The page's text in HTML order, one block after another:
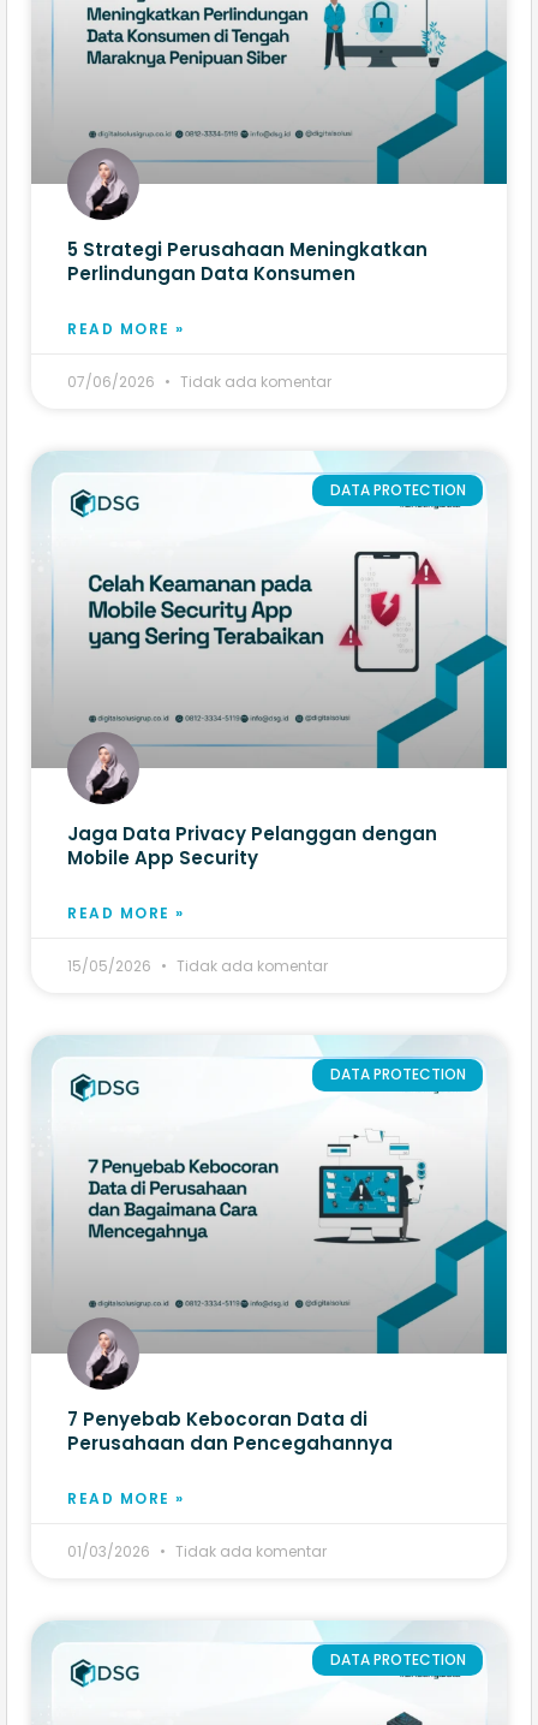
5 Strategi Perusahaan Meningkatkan
Perlindungan Data Konsumen
READ MORE »
07/06/2026 Tidak ada komentar
DATA PROTECTION
Jaga Data Privacy Pelanggan dengan
Mobile App Security
READ MORE »
15/05/2026 Tidak ada komentar
DATA PROTECTION
7 Penyebab Kebocoran Data di
Perusahaan dan Pencegahannya
READ MORE »
01/03/2026 Tidak ada komentar
DATA PROTECTION